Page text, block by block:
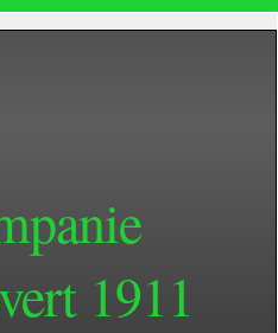
1911